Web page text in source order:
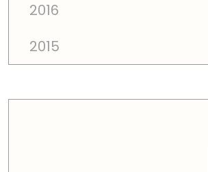
2016
2015